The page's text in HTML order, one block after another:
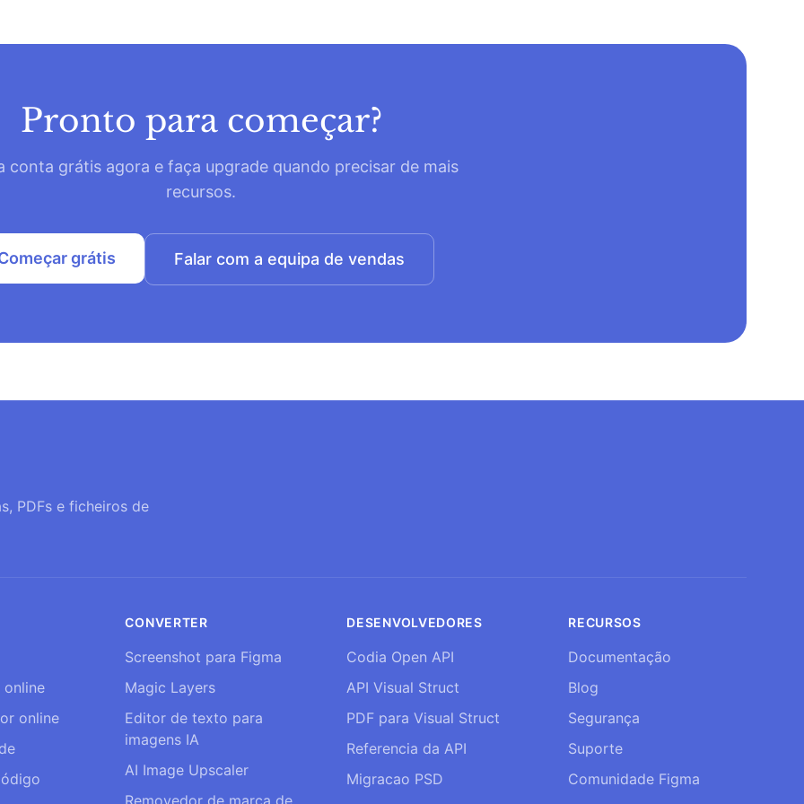
Pronto para começar?
conta grátis agora e faça upgrade quando precisar de mais
recursos.
grátis Falar com a equipa de vendas
PDFs e ficheiros de
online
online
CONVERTER
Screenshot para Figma
Magic Layers
Editor de texto para
imagens IA
AI Image Upscaler
Removedor de marca de
DESENVOLVEDORES
Codia Open API
API Visual Struct
PDF para Visual Struct
Referencia da API
Migracao PSD
RECURSOS
Documentação
Blog
Segurança
Suporte
Comunidade Figma